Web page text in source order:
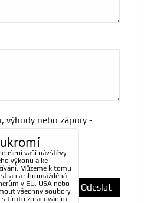
výhody nebo zápory -
Odeslat
vaší návštěvy
výkonu a ke
Můžeme k tomu
a shromážděná
v EU, USA nebo
všechny soubory
s tímto zpracováním.